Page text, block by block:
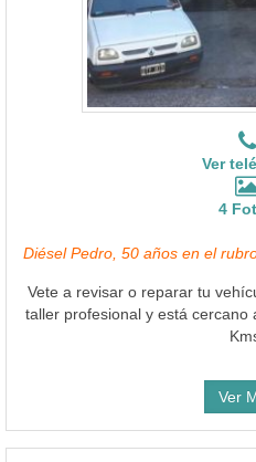
Ver
4
Diésel Pedro, 50 años en el
Vete a revisar o reparar tu
taller profesional y está cercano
Ver